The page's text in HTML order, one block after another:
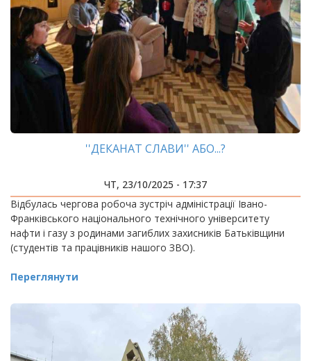
''ДЕКАНАТ СЛАВИ'' АБО...?
ЧТ, 23/10/2025 - 17:37
Відбулась чергова робоча зустріч адміністрації Івано-
Франківського національного технічного університету
нафти і газу з родинами загиблих захисників Батьківщини
(студентів та працівників нашого ЗВО).
Переглянути